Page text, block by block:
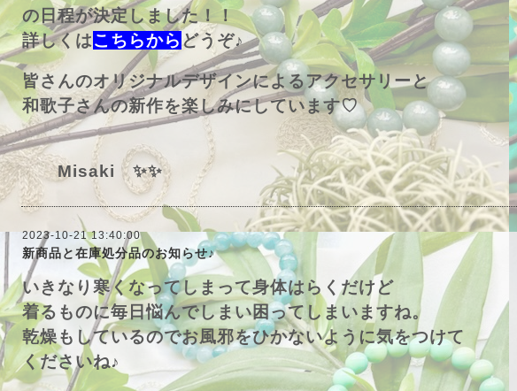
の日程が決定しました！！
詳しくはこちらからどうぞ♪
皆さんのオリジナルデザインによるアクセサリーと
和歌子さんの新作を楽しみにしています♡
Misaki ✨✨
2023-10-21 13:40:00
新商品と在庫処分品のお知らせ♪
いきなり寒くなってしまって身体はらくだけど
着るものに毎日悩んでしまい困ってしまいますね。
乾燥もしているのでお風邪をひかないように気をつけて
くださいね♪